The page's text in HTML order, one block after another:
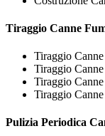
Tiraggio Canne
Tiraggio
Tiraggio
Tiraggio
Tiraggio
Pulizia Periodica